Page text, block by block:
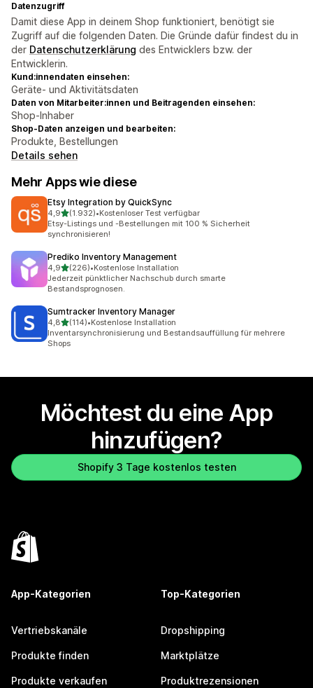
Datenzugriff
Damit diese App in deinem Shop funktioniert, benötigt sie
Zugriff auf die folgenden Daten. Die Gründe dafür findest du in
der Datenschutzerklärung des Entwicklers bzw. der
Entwicklerin.
Kund:innendaten einsehen:
Geräte- und Aktivitätsdaten
Daten von Mitarbeiter:innen und Beitragenden einsehen:
Shop-Inhaber
Shop-Daten anzeigen und bearbeiten:
Produkte, Bestellungen
Details sehen
Mehr Apps wie diese
Etsy Integration by QuickSync
4,9von 5 Sternen
(1.932)
1932 Rezensionen insgesamt
•Kostenloser Test verfügbar
Etsy-Listings und -Bestellungen mit 100 % Sicherheit
synchronisieren!
Prediko Inventory Management
4,9von 5 Sternen
(226)
226 Rezensionen insgesamt
•Kostenlose Installation
Jederzeit pünktlicher Nachschub durch smarte
Bestandsprognosen.
Sumtracker Inventory Manager
4,8von 5 Sternen
(114)
114 Rezensionen insgesamt
•Kostenlose Installation
Inventarsynchronisierung und Bestandsauffüllung für mehrere
Shops
Möchtest du eine App
hinzufügen?
Shopify 3 Tage kostenlos testen
App-Kategorien
Vertriebskanäle
Produkte finden
Produkte verkaufen
Top-Kategorien
Dropshipping
Marktplätze
Produktrezensionen